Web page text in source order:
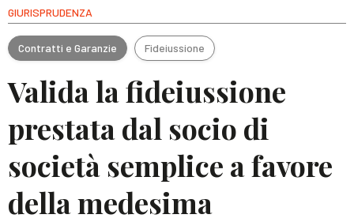
GIURISPRUDENZA
Contratti e Garanzie Fideiussione
Valida la fideiussione
prestata dal socio di
società semplice a favore
della medesima